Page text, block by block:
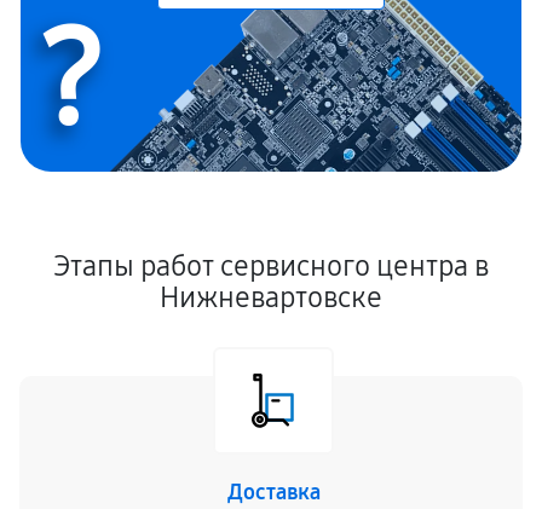
?
Этапы работ сервисного центра в
Нижневартовске
Доставка